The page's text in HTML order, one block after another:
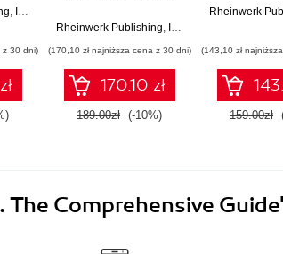
Inc
z 30 dni)
Networks, Deep
TensorFlow
Rheinwerk Publishing Inc
(170,10 zł najniższa cena z 30 dni)
170.10 zł
189.00zł (-10%)
Rheinwerk
(143,10 zł
159.00zł
The Comprehensive